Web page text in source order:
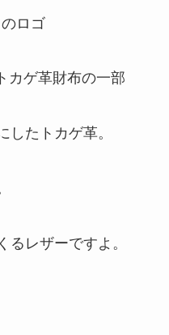
したトカゲ革。
るレザーですよ。